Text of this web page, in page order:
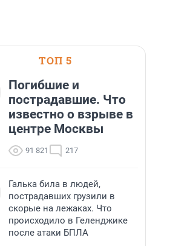
ТОП 5
Погибшие и
пострадавшие. Что
известно о взрыве в
центре Москвы
91 821 217
Галька била в людей,
пострадавших грузили в
скорые на лежаках. Что
происходило в Геленджике
после атаки БПЛА